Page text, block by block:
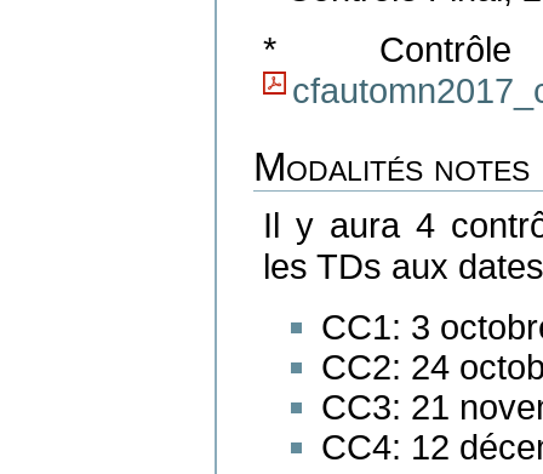
*
Modalités notes
Il y aura 4
les TDs aux
CC1: 3
CC2: 24
CC3: 21
CC4: 12